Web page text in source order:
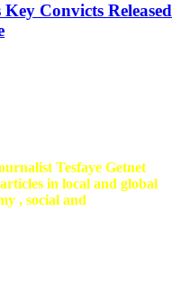
Convicts Released
Tesfaye Getnet
in local and global
, social and